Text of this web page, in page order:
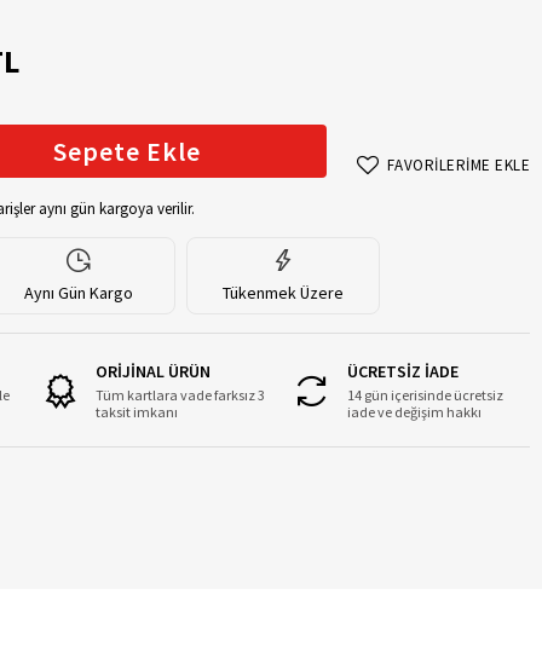
Sepete Ekle FAVORİLERİME EKLE
aynı gün kargoya verilir.
Aynı Gün Kargo Tükenmek Üzere
ORİJİNAL ÜRÜN
Tüm kartlara vade farksız 3
taksit imkanı
ÜCRETSİZ İADE
14 gün içerisinde ücretsiz
iade ve değişim hakkı